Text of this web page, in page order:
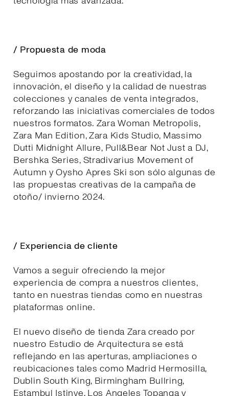
/ Propuesta de moda
Seguimos apostando por la creatividad, la
innovación, el diseño y la calidad de nuestras
colecciones y canales de venta integrados,
reforzando las iniciativas comerciales de todos
nuestros formatos. Zara Woman Metropolis,
Zara Man Edition, Zara Kids Studio, Massimo
Dutti Midnight Allure, Pull&Bear Not Just a DJ,
Bershka Series, Stradivarius Movement of
Autumn y Oysho Apres Ski son sólo algunas de
las propuestas creativas de la campaña de
otoño/ invierno 2024.
/ Experiencia de cliente
Vamos a seguir ofreciendo la mejor
experiencia de compra a nuestros clientes,
tanto en nuestras tiendas como en nuestras
plataformas online.
El nuevo diseño de tienda Zara creado por
nuestro Estudio de Arquitectura se está
reflejando en las aperturas, ampliaciones o
reubicaciones tales como Madrid Hermosilla,
Dublin South King, Birmingham Bullring,
Estambul Istinye, Los Angeles Topanga y